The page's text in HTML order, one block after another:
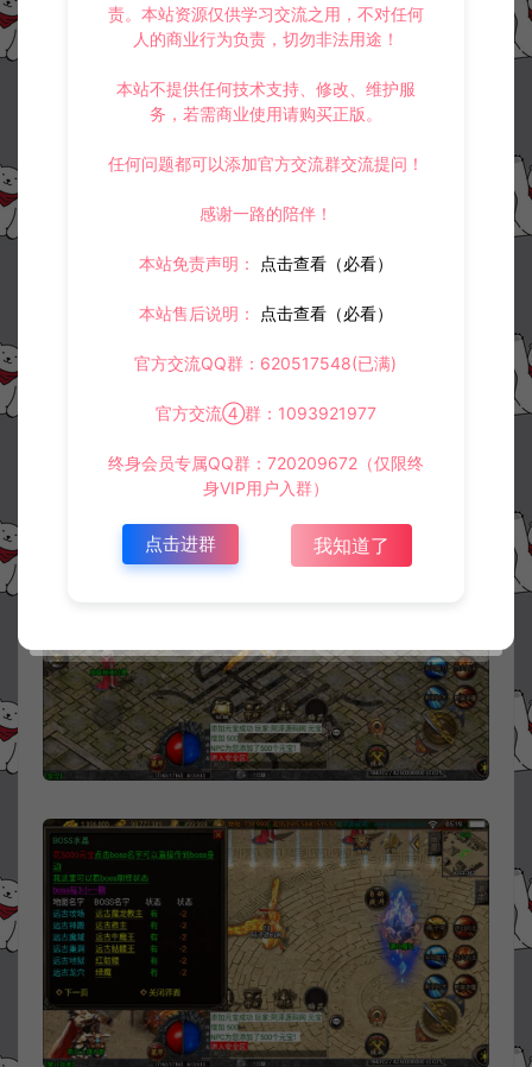
责。本站资源仅供学习交流之用，不对任何
人的商业行为负责，切勿非法用途！
本站不提供任何技术支持、修改、维护服
务，若需商业使用请购买正版。
任何问题都可以添加官方交流群交流提问！
感谢一路的陪伴！
本站免责声明： 点击查看（必看）
本站售后说明： 点击查看（必看）
官方交流QQ群：620517548(已满)
官方交流④群：1093921977
终身会员专属QQ群：720209672（仅限终
身VIP用户入群）
点击进群 我知道了